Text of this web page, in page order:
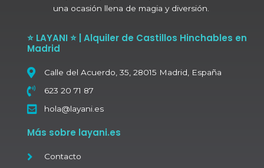
una ocasión llena de magia y diversión.
⭐ LAYANI ⭐ | Alquiler de Castillos Hinchables en
Madrid
Calle del Acuerdo, 35, 28015 Madrid, España
623 20 71 87
hola@layani.es
Más sobre layani.es
Contacto